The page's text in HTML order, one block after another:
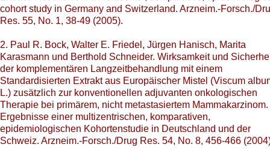
cohort study in Germany and Switzerland. Arzneim.-Forsch./
Res. 55, No. 1, 38-49 (2005).
2. Paul R. Bock, Walter E. Friedel, Jürgen Hanisch, Marita
Karasmann und Berthold Schneider. Wirksamkeit und
der komplementären Langzeitbehandlung mit einem
Standardisierten Extrakt aus Europäischer Mistel (Viscum
L.) zusätzlich zur konventionellen adjuvanten onkologischen
Therapie bei primärem, nicht metastasiertem Mammakarzinom.
Ergebnisse einer multizentrischen, komparativen,
epidemiologischen Kohortenstudie in Deutschland und der
Schweiz. Arzneim.-Forsch./Drug Res. 54, No. 8, 456-466